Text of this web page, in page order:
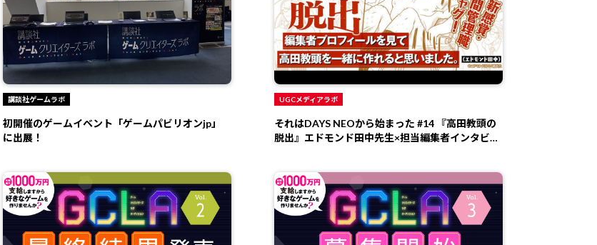
講談社ゲームラボ
初開催のゲームイベント「ゲームパビリオンjp」
に出展！
UGCメディアラボ
それはDAYS NEOから始まった #14 『高田教頭の
脱出』エドモンド田中先生×担当編集者インタビュ